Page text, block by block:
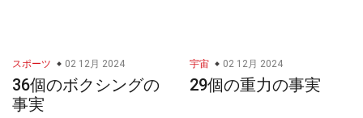
スポーツ 02 12月 2024
36個のボクシングの
事実
宇宙 02 12月 2024
29個の重力の事実